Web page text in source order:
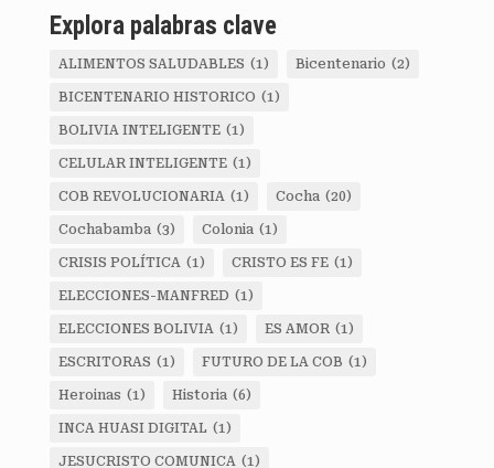
Explora palabras clave
ALIMENTOS SALUDABLES (1) Bicentenario (2)
BICENTENARIO HISTORICO (1)
BOLIVIA INTELIGENTE (1)
CELULAR INTELIGENTE (1)
COB REVOLUCIONARIA (1) Cocha (20)
Cochabamba (3) Colonia (1)
CRISIS POLÍTICA (1) CRISTO ES FE (1)
ELECCIONES-MANFRED (1)
ELECCIONES BOLIVIA (1) ES AMOR (1)
ESCRITORAS (1) FUTURO DE LA COB (1)
Heroinas (1) Historia (6)
INCA HUASI DIGITAL (1)
JESUCRISTO COMUNICA (1)